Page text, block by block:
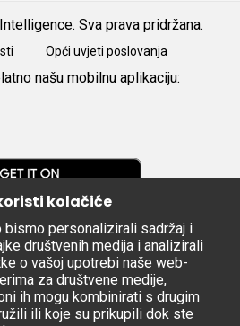
Sva prava pridržana.
Opći uvjeti poslovanja
našu mobilnu aplikaciju:
kolačiće
personalizirali sadržaj i
društvenih medija i analizirali
o vašoj upotrebi naše web-
za društvene medije,
ih mogu kombinirati s drugim
ili koje su prikupili dok ste